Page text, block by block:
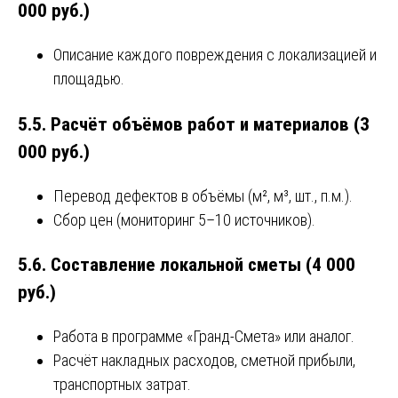
000 руб.)
Описание каждого повреждения с локализацией и
площадью.
5.5. Расчёт объёмов работ и материалов (3
000 руб.)
Перевод дефектов в объёмы (м², м³, шт., п.м.).
Сбор цен (мониторинг 5–10 источников).
5.6. Составление локальной сметы (4 000
руб.)
Работа в программе «Гранд-Смета» или аналог.
Расчёт накладных расходов, сметной прибыли,
транспортных затрат.